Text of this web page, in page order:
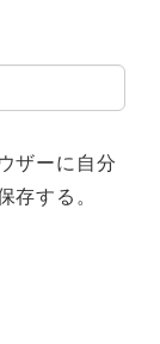
ザーに自分
する。